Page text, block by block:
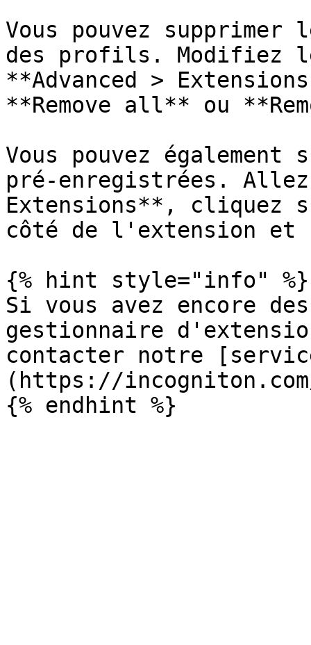
Vous pouvez
des profils. Modifiez
**Advanced >
**Remove all** ou
Vous pouvez
pré-enregistrées. Allez
Extensions**, cliquez
côté de l'extension et
{% hint style="info" %}
Si vous avez encore
gestionnaire
contacter notre
(https://